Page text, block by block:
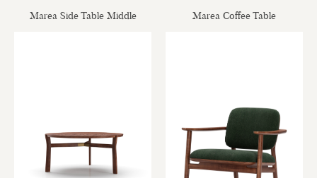
Marea Side Table Middle Marea Coffee Table